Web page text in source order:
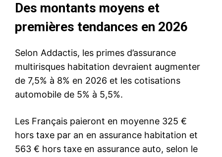
Des montants moyens et
premières tendances en 2026
Selon Addactis, les primes d’assurance
multirisques habitation devraient augmenter
de 7,5% à 8% en 2026 et les cotisations
automobile de 5% à 5,5%.
Les Français paieront en moyenne 325 €
hors taxe par an en assurance habitation et
563 € hors taxe en assurance auto, selon le